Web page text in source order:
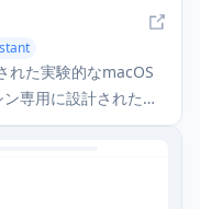
れた実験的なmacOS
専用に設計された統
限でプログレッシブ
します。